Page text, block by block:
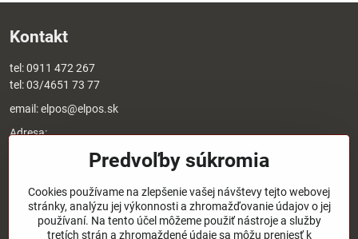
Kontakt
tel:0911 472 267
tel:03/4651 73 77
email:elpos@elpos.sk
Adresa:
Otváracie hodiny:
8:00 - 17:00 pondelok - piatok
8:00 - 12:00 sobota
Predvoľby súkromia
Cookies používame na zlepšenie vašej návštevy tejto webovej
stránky, analýzu jej výkonnosti a zhromažďovanie údajov o jej
používaní. Na tento účel môžeme použiť nástroje a služby
tretích strán a zhromaždené údaje sa môžu preniesť k